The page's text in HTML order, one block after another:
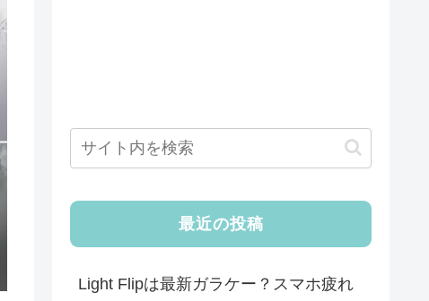
最近の投稿
Light Flipは最新ガラケー？スマホ疲れ